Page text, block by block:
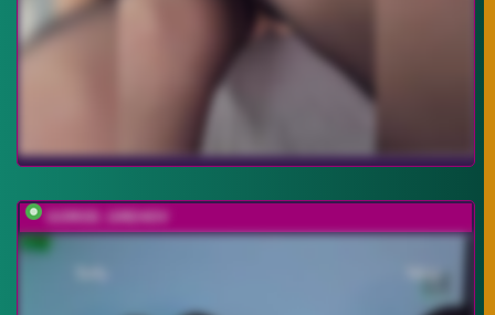
GOROD_GREHOV